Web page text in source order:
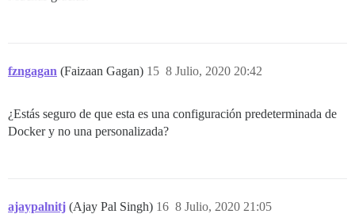
fzngagan (Faizaan Gagan) 8 Julio, 2020 20:42
15
¿Estás seguro de que esta es una configuración predeterminada de
Docker y no una personalizada?
ajaypalnitj (Ajay Pal Singh) 8 Julio, 2020 21:05
16